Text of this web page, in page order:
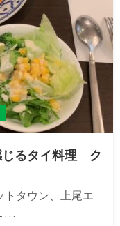
じるタイ料理 ク
トタウン、上尾エ
…